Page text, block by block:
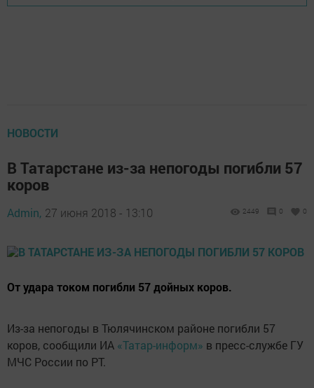
НОВОСТИ
В Татарстане из-за непогоды погибли 57
коров
Admin, 27 июня 2018 - 13:10 2449 0 0
От удара током погибли 57 дойных коров.
Из-за непогоды в Тюлячинском районе погибли 57
коров, сообщили ИА «Татар-информ» в пресс-службе ГУ
МЧС России по РТ.